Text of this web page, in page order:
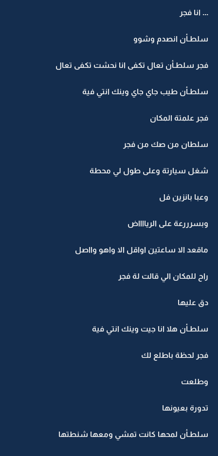
... انا فجر
سلطـأن انصدم وشوو
فجر سلطـأن تعال تكفى انا نحشت تكفى تعال
سلطـأن طيب جاي جاي وينك انتي فية
فجر علمتة المكان
سلطان من صك من فجر
شغل سيارتة وعلى طول لي محطة
وعبا بانزين فل
وبسرررعة على الريااااض
ماقعد الا ساعتين اواقل الا واهو وااصل
راح للمكان الي قالت لة فجر
دق عليها
سلطـأن هلا انا جيت وينك انتي فية
فجر لحظة باطلع لك
وطلعت
تدورة بعيونها
سلطـأن لمحها كانت تمشي ومعها شنطتها